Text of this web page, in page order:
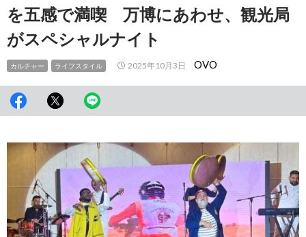
を五感で満喫 万博にあわせ、観光局
がスペシャルナイト
カルチャー ライフスタイル 2025年10月3日 OVO